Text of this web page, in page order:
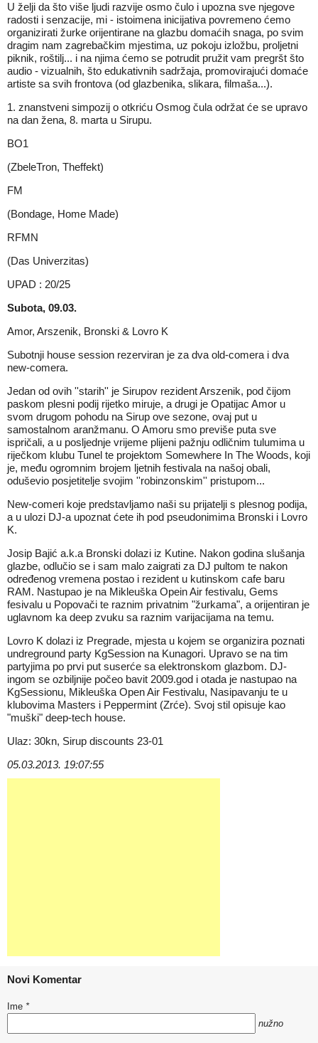
U želji da što više ljudi razvije osmo čulo i upozna sve njegove
radosti i senzacije, mi - istoimena inicijativa povremeno ćemo
organizirati žurke orijentirane na glazbu domaćih snaga, po svim
dragim nam zagrebačkim mjestima, uz pokoju izložbu, proljetni
piknik, roštilj... i na njima ćemo se potrudit pružit vam pregršt što
audio - vizualnih, što edukativnih sadržaja, promovirajući domaće
artiste sa svih frontova (od glazbenika, slikara, filmaša...).
1. znanstveni simpozij o otkriću Osmog čula održat će se upravo
na dan žena, 8. marta u Sirupu.
BO1
(ZbeleTron, Theffekt)
FM
(Bondage, Home Made)
RFMN
(Das Univerzitas)
UPAD : 20/25
Subota, 09.03.
Amor, Arszenik, Bronski & Lovro K
Subotnji house session rezerviran je za dva old-comera i dva
new-comera.
Jedan od ovih ''starih'' je Sirupov rezident Arszenik, pod čijom
paskom plesni podij rijetko miruje, a drugi je Opatijac Amor u
svom drugom pohodu na Sirup ove sezone, ovaj put u
samostalnom aranžmanu. O Amoru smo previše puta sve
ispričali, a u posljednje vrijeme plijeni pažnju odličnim tulumima u
riječkom klubu Tunel te projektom Somewhere In The Woods, koji
je, među ogromnim brojem ljetnih festivala na našoj obali,
oduševio posjetitelje svojim ''robinzonskim'' pristupom...
New-comeri koje predstavljamo naši su prijatelji s plesnog podija,
a u ulozi DJ-a upoznat ćete ih pod pseudonimima Bronski i Lovro
K.
Josip Bajić a.k.a Bronski dolazi iz Kutine. Nakon godina slušanja
glazbe, odlučio se i sam malo zaigrati za DJ pultom te nakon
određenog vremena postao i rezident u kutinskom cafe baru
RAM. Nastupao je na Mikleuška Opein Air festivalu, Gems
fesivalu u Popovači te raznim privatnim "žurkama", a orijentiran je
uglavnom ka deep zvuku sa raznim varijacijama na temu.
Lovro K dolazi iz Pregrade, mjesta u kojem se organizira poznati
undreground party KgSession na Kunagori. Upravo se na tim
partyjima po prvi put suserće sa elektronskom glazbom. DJ-
ingom se ozbiljnije počeo bavit 2009.god i otada je nastupao na
KgSessionu, Mikleuška Open Air Festivalu, Nasipavanju te u
klubovima Masters i Peppermint (Zrće). Svoj stil opisuje kao
"muški" deep-tech house.
Ulaz: 30kn, Sirup discounts 23-01
05.03.2013. 19:07:55
Novi Komentar
Ime *
nužno